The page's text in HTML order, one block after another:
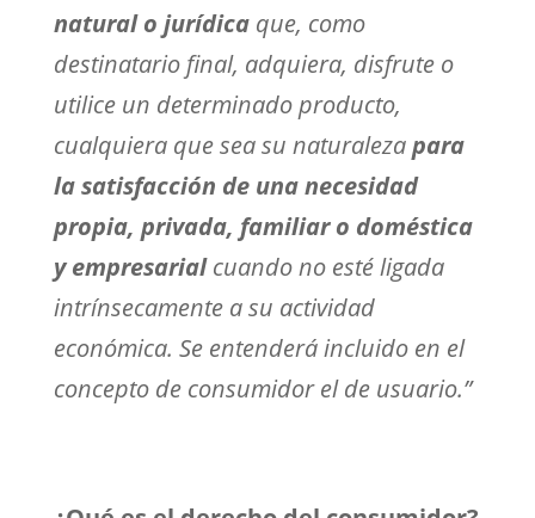
natural o jurídicaque, como
destinatario final, adquiera, disfrute o
utilice un determinado producto,
cualquiera que sea su naturalezapara
la satisfacción de una necesidad
propia, privada, familiar o doméstica
y empresarialcuando no esté ligada
intrínsecamente a su actividad
económica. Se entenderá incluido en el
concepto de consumidor el de usuario.”